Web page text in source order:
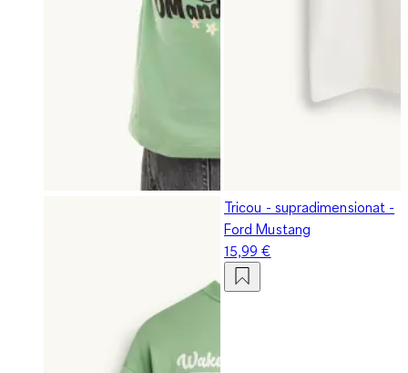
Tricou - supradimensionat -
Ford Mustang
15,99 €